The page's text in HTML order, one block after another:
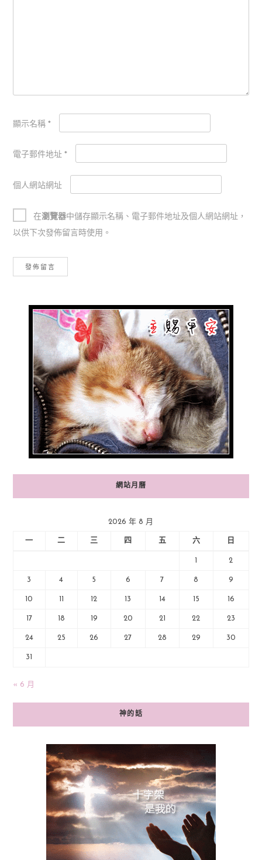
顯示名稱 *
電子郵件地址 *
個人網站網址
在瀏覽器中儲存顯示名稱、電子郵件地址及個人網站網址，
以供下次發佈留言時使用。
網站月曆
2026 年 8 月
一 二 三 四 五 六 日
1 2
3 4 5 6 7 8 9
10 11 12 13 14 15 16
17 18 19 20 21 22 23
24 25 26 27 28 29 30
31
« 6 月
神的話